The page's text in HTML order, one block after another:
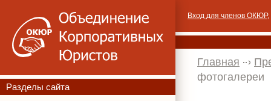
Разделы сайта
Вход для членов ОКЮР,
Главная
фотогалереи